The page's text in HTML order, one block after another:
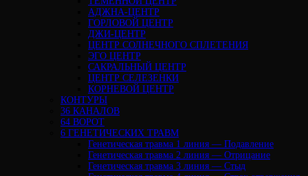
АДЖНА-ЦЕНТР
ГОРЛОВОЙ ЦЕНТР
ДЖИ-ЦЕНТР
ЦЕНТР СОЛНЕЧНОГО СПЛЕТЕНИЯ
ЭГО ЦЕНТР
САКРАЛЬНЫЙ ЦЕНТР
ЦЕНТР СЕЛЕЗЕНКИ
КОРНЕВОЙ ЦЕНТР
КОНТУРЫ
36 КАНАЛОВ
64 ВОРОТ
6 ГЕНЕТИЧЕСКИХ ТРАВМ
Генетическая травма 1 линия — Подавление
Генетическая травма 2 линия — Отрицание
Генетическая травма 3 линия — Стыд